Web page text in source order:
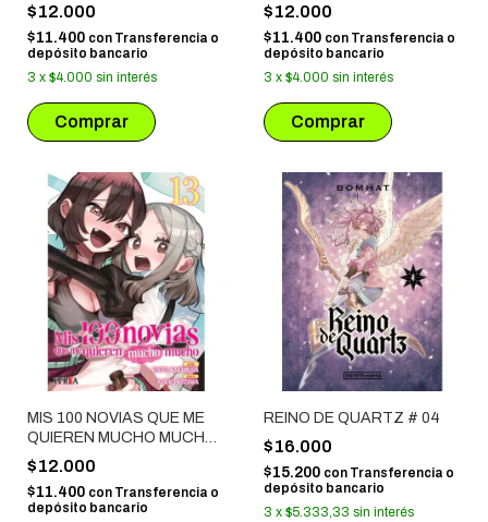
$12.000
$11.400 con Transferencia o
depósito bancario
3 x $4.000 sin interés
$12.000
$11.400 con Transferencia o
depósito bancario
3 x $4.000 sin interés
MIS 100 NOVIAS QUE ME
QUIEREN MUCHO MUCHO
#13
$12.000
$11.400 con Transferencia o
depósito bancario
REINO DE QUARTZ # 04
$16.000
$15.200 con Transferencia o
depósito bancario
3 x $5.333,33 sin interés